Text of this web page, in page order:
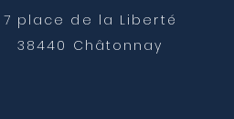
7 place de la Liberté
38440 Châtonnay